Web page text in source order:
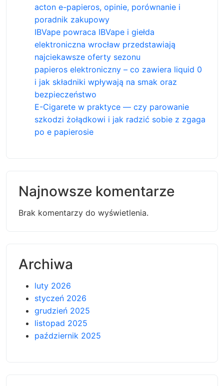
acton e-papieros, opinie, porównanie i
poradnik zakupowy
IBVape powraca IBVape i giełda
elektroniczna wrocław przedstawiają
najciekawsze oferty sezonu
papieros elektroniczny – co zawiera liquid 0
i jak składniki wpływają na smak oraz
bezpieczeństwo
E-Cigarete w praktyce — czy parowanie
szkodzi żołądkowi i jak radzić sobie z zgaga
po e papierosie
Najnowsze komentarze
Brak komentarzy do wyświetlenia.
Archiwa
luty 2026
styczeń 2026
grudzień 2025
listopad 2025
październik 2025